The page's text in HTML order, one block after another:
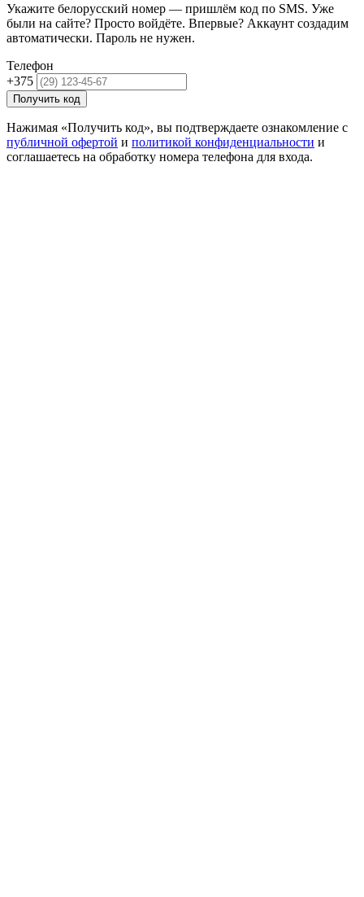
Укажите белорусский номер — пришлём код по SMS. Уже
были на сайте? Просто войдёте. Впервые? Аккаунт создадим
автоматически. Пароль не нужен.
Телефон
+375
Получить код
Нажимая «Получить код», вы подтверждаете ознакомление с
публичной офертой и политикой конфиденциальности и
соглашаетесь на обработку номера телефона для входа.